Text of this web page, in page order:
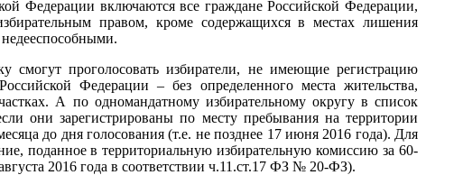
Федерации включаются все граждане Российской Федерации,
правом, кроме содержащихся в местах лишения
проголосовать избиратели, не имеющие регистрацию
Федерации – без определенного места жительства,
А по одномандатному избирательному округу в список
они зарегистрированы по месту пребывания на территории
до дня голосования (т.е. не позднее 17 июня 2016 года). Для
поданное в территориальную избирательную комиссию за 60-
2016 года в соответствии ч.11.ст.17 ФЗ № 20-ФЗ).